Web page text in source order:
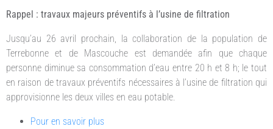
Rappel : travaux majeurs préventifs à l’usine de filtration
Jusqu’au 26 avril prochain, la collaboration de la population de
Terrebonne et de Mascouche est demandée afin que chaque
personne diminue sa consommation d’eau entre 20 h et 8 h; le tout
en raison de travaux préventifs nécessaires à l’usine de filtration qui
approvisionne les deux villes en eau potable.
Pour en savoir plus